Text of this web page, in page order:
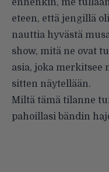
ennenkin, me
eteen, että jengillä
nauttia hyvästä
show, mitä ne ovat
asia, joka merkitsee
sitten näytellään.
Miltä tämä tilanne
pahoillasi bändin